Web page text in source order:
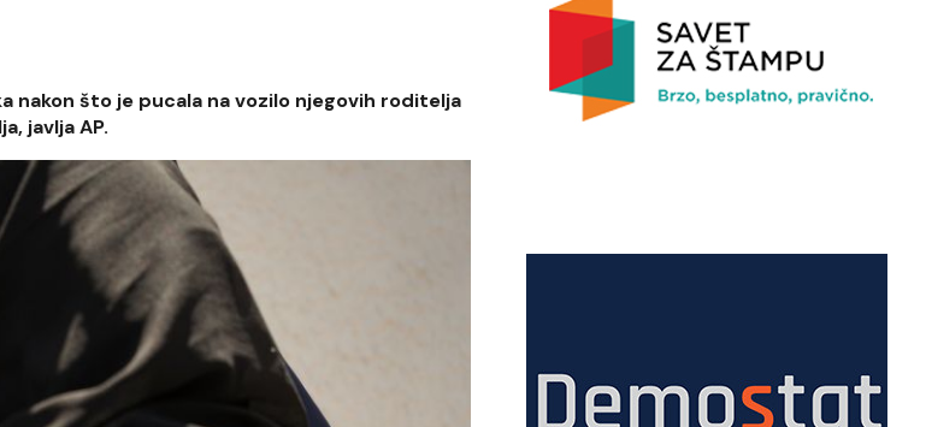
nakon što je pucala na vozilo njegovih roditelja
javlja AP.